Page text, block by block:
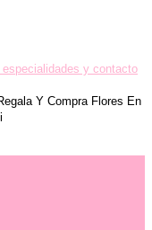
y contacto
Y Compra Flores En